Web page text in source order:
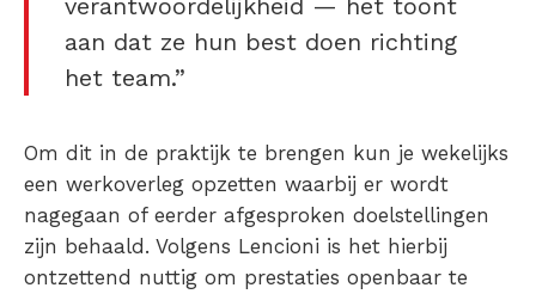
verantwoordelijkheid — het toont
aan dat ze hun best doen richting
het team.”
Om dit in de praktijk te brengen kun je wekelijks
een werkoverleg opzetten waarbij er wordt
nagegaan of eerder afgesproken doelstellingen
zijn behaald. Volgens Lencioni is het hierbij
ontzettend nuttig om prestaties openbaar te